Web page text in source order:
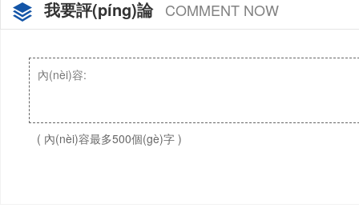
我要評(píng)論 COMMENT NOW
( 內(nèi)容最多500個(gè)字 )